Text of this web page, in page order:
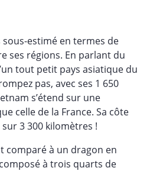
estimé en termes de
ses régions. En parlant du
tout petit pays asiatique du
pas, avec ses 1 650
s’étend sur une
celle de la France. Sa côte
sur 3 300 kilomètres !
comparé à un dragon en
à trois quarts de